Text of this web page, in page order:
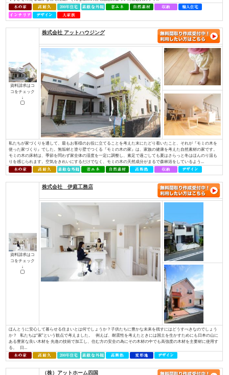
Ａ・ｖａｉｌと言う名前の由来は、「役立つ」「利する」と言う意味から
すと言う意味から名づけました。 そんな社名に合わせて、29工種全てに対
てきました。現在良いお客様や協力業者様に恵まれたおかげでそれを実現
できるだけの技術と経験を持ち、事業を展開しています。 お客様の理想の
資料請求はコ
コをチェック
ブリリアントホーム/株式会社リビングライフ
お一人おひとりが「大切にしている想い」を確かに受け止め、心を込めて
イノベーションは住宅・不動産を通じ、住宅の新しい常識を創り、本物の
へ繋いでまいります。 永く愛着をもって暮らしたいと思える、素材の質感
やすさを叶える確かな住宅性能。そんな欧⽶の住宅思想に基づいた住む⼈の
株式会社 アットハウジング